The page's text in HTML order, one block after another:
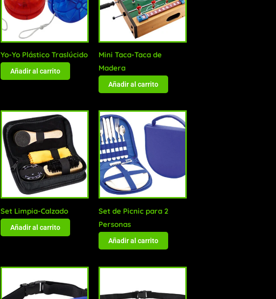
Yo-Yo Plástico Traslúcido
Añadir al carrito
Mini Taca-Taca de
Madera
Añadir al carrito
Set Limpia-Calzado
Añadir al carrito
Set de Picnic para 2
Personas
Añadir al carrito